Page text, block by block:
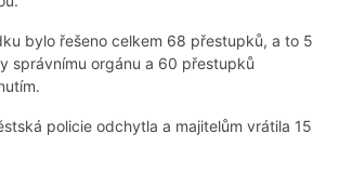
bylo řešeno celkem 68 přestupků, a to 5
správnímu orgánu a 60 přestupků
policie odchytla a majitelům vrátila 15